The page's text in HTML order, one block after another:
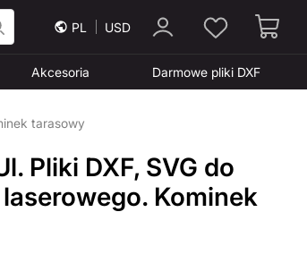
PL USD
Akcesoria Darmowe pliki DXF
tarasowy
Pliki DXF, SVG do
Kominek